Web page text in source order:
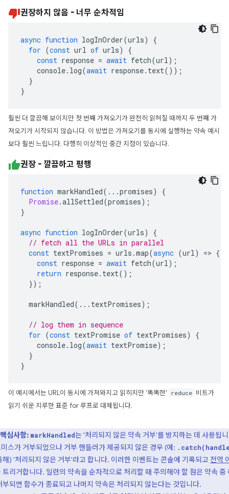
권장하지 않음 - 너무 순차적임
async function logInOrder(urls)
{
for (const url of urls)
{
const response = await fetch(url);
console. log(await response. text());
}
}
훨씬 더 깔끔해 보이지만 첫 번째 가져오기가 완전히 읽혀질 때까지 두 번째 가
져오기가 시작되지 않습니다. 이 방법은 가져오기를 동시에 실행하는 약속 예시
보다 훨씬 느립니다. 다행히 이상적인 중간 지점이 있습니다.
권장 - 깔끔하고 평행
function markHandled(...promises)
{
Promise.allSettled(promises);
}
async function logInOrder(urls)
{
// fetch all the URLs in parallel
const textPromises = urls .map(async (url) => {
const response = await fetch(url);
return response. text();
});
markHandled(... textPromises);
// log them in sequence
for (const textPromise of textPromises)
{
console. log(await textPromise);
}
}
이 예시에서는 URL이 동시에 가져와지고 읽히지만 '똑똑한' reduce 비트가
읽기 쉬운 지루한 표준 for 루프로 대체됩니다.
핵심사항: markHandled는 '처리되지 않은 약속 거부'를 방지하는 데 사용됩
스가 거부되었으나 거부 핸들러가 제공되지 않은 경우 (예:
해) '처리되지 않은 거부'라고 합니다. 이러한 이벤트는 콘솔에 기록되고 전역
트리거합니다. 일련의 약속을 순차적으로 처리할 때 주의해야 할 점은 약속 중
부되면 함수가 종료되고 나머지 약속은 처리되지 않는다는 것입니다.